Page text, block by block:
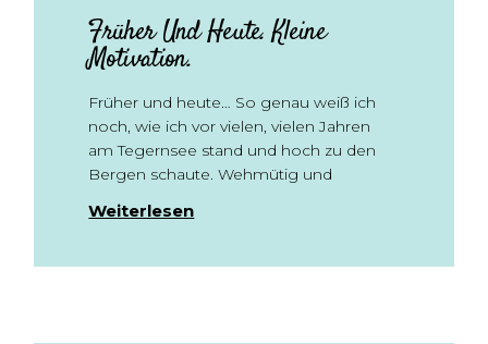
Früher Und Heute. Kleine
Motivation.
Früher und heute… So genau weiß ich
noch, wie ich vor vielen, vielen Jahren
am Tegernsee stand und hoch zu den
Bergen schaute. Wehmütig und
Weiterlesen